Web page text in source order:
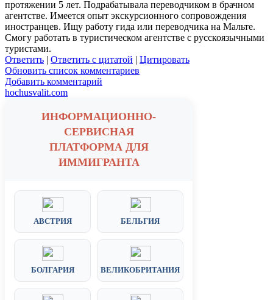
протяжении 5 лет. Подрабатывала переводчиком в брачном
агентстве. Имеется опыт экскурсионного сопровождения
иностранцев. Ищу работу гида или переводчика на Мальте.
Смогу работать в туристическом агентстве с русскоязычными
туристами.
Ответить
Ответить с цитатой
Цитировать
Обновить список комментариев
Добавить комментарий
hochusvalit.com
ИНФОРМАЦИОННО-
СЕРВИСНАЯ
ПЛАТФОРМА ДЛЯ
ИММИГРАНТА
АВСТРИЯ БЕЛЬГИЯ
БОЛГАРИЯ ВЕЛИКОБРИТАНИЯ